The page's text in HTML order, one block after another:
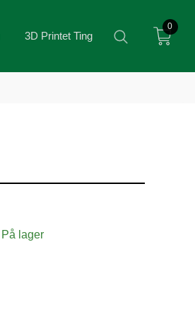
3D Printet Ting
0
På lager